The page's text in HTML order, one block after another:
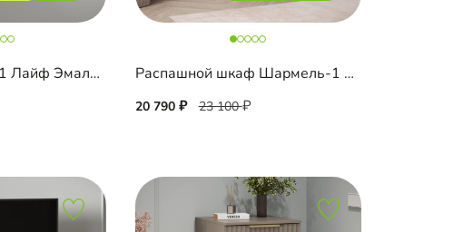
Полка Шармель-1 Лайф Эмаль навесная Распашной шкаф Шармель-1 Лайф Эмаль
20 790 23 100